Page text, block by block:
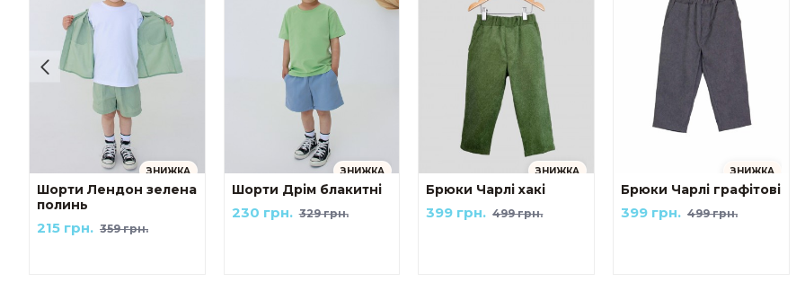
ЗНИЖКА
Шорти Лендон зелена
полинь
359 грн.
215 грн.
ЗНИЖКА
Шорти Дрім блакитні
329 грн.
230 грн.
ЗНИЖКА
Брюки Чарлі хакі
499 грн.
399 грн.
ЗНИЖКА
Брюки Чарлі графітові
499 грн.
399 грн.